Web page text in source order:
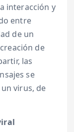
interacción y
entre
de un
de
las
se
virus, de